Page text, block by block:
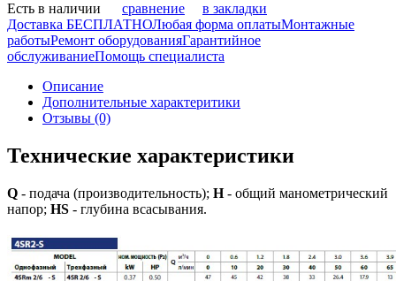
Есть в наличии
сравнение
в закладки
Доставка БЕСПЛАТНОЛюбая форма оплатыМонтажные
работыРемонт оборудованияГарантийное
обслуживаниеПомощь специалиста
Описание
Дополнительные характеритики
Отзывы (0)
Технические характеристики
Q - подача (производительность); H- общий манометрический
напор; HS - глубина всасывания.